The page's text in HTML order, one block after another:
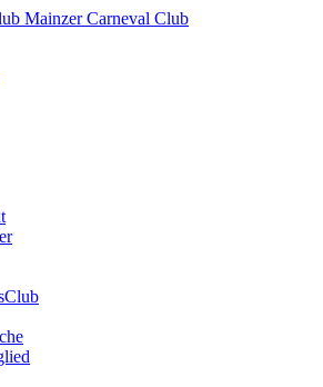
Mainzer Carneval Club